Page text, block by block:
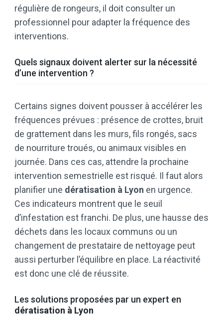
régulière de rongeurs, il doit consulter un
professionnel pour adapter la fréquence des
interventions.
Quels signaux doivent alerter sur la nécessité
d’une intervention ?
Certains signes doivent pousser à accélérer les
fréquences prévues : présence de crottes, bruit
de grattement dans les murs, fils rongés, sacs
de nourriture troués, ou animaux visibles en
journée. Dans ces cas, attendre la prochaine
intervention semestrielle est risqué. Il faut alors
planifier une dératisation à Lyon en urgence.
Ces indicateurs montrent que le seuil
d’infestation est franchi. De plus, une hausse des
déchets dans les locaux communs ou un
changement de prestataire de nettoyage peut
aussi perturber l’équilibre en place. La réactivité
est donc une clé de réussite.
Les solutions proposées par un expert en
dératisation à Lyon